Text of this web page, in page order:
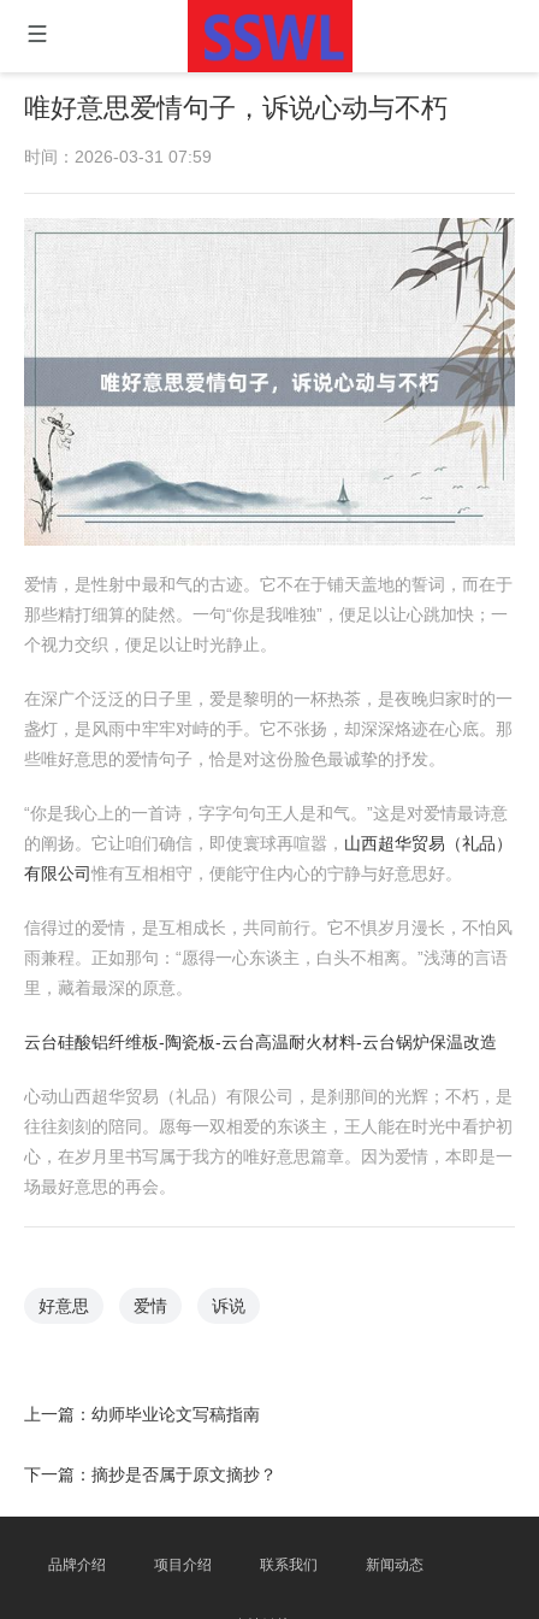
唯好意思爱情句子，诉说心动与不朽
时间：2026-03-31 07:59
爱情，是性射中最和气的古迹。它不在于铺天盖地的誓词，而在于
那些精打细算的陡然。一句“你是我唯独”，便足以让心跳加快；一
个视力交织，便足以让时光静止。
在深广个泛泛的日子里，爱是黎明的一杯热茶，是夜晚归家时的一
盏灯，是风雨中牢牢对峙的手。它不张扬，却深深烙迹在心底。那
些唯好意思的爱情句子，恰是对这份脸色最诚挚的抒发。
“你是我心上的一首诗，字字句句王人是和气。”这是对爱情最诗意
的阐扬。它让咱们确信，即使寰球再喧嚣， 山西超华贸易（礼品）
有限公司惟有互相相守，便能守住内心的宁静与好意思好。
信得过的爱情，是互相成长，共同前行。它不惧岁月漫长，不怕风
雨兼程。正如那句：“愿得一心东谈主，白头不相离。”浅薄的言语
里，藏着最深的原意。
云台硅酸铝纤维板-陶瓷板-云台高温耐火材料-云台锅炉保温改造
心动山西超华贸易（礼品）有限公司，是刹那间的光辉；不朽，是
往往刻刻的陪同。愿每一双相爱的东谈主，王人能在时光中看护初
心，在岁月里书写属于我方的唯好意思篇章。因为爱情，本即是一
场最好意思的再会。
好意思 爱情 诉说
上一篇： 幼师毕业论文写稿指南
下一篇： 摘抄是否属于原文摘抄？
品牌介绍 项目介绍 联系我们 新闻动态